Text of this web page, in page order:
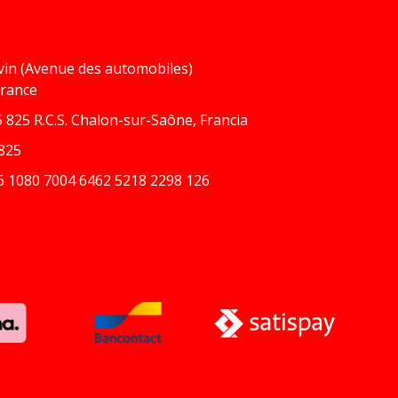
(Avenue des automobiles)
R.C.S. Chalon-sur-Saône, Francia
7004 6462 5218 2298 126